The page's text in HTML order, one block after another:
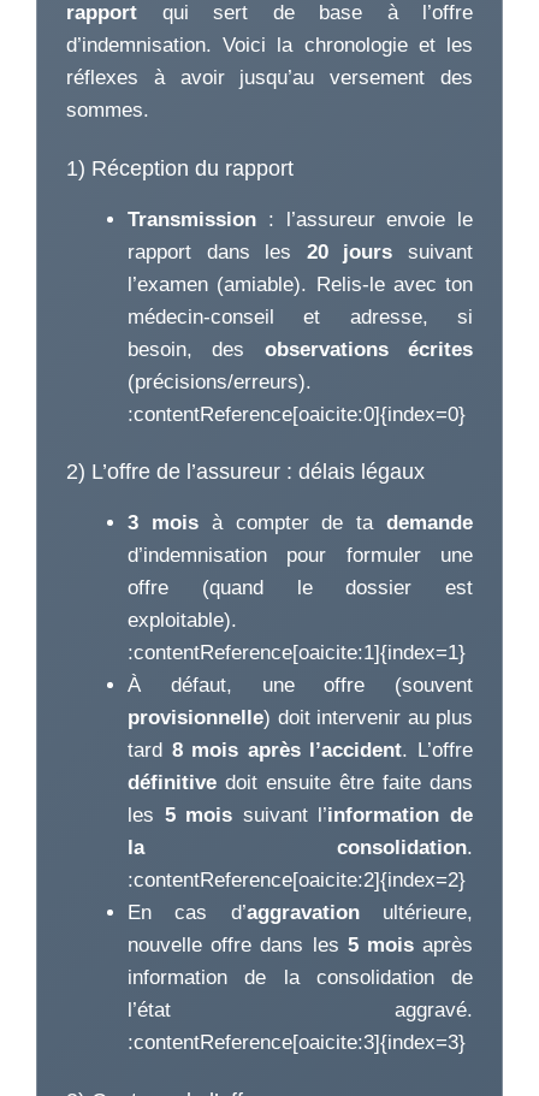
rapport qui sert de base à l’offre
d’indemnisation. Voici la chronologie et les
réflexes à avoir jusqu’au versement des
sommes.
1) Réception du rapport
Transmission : l’assureur envoie le
rapport dans les 20 jours suivant
l’examen (amiable). Relis-le avec ton
médecin-conseil et adresse, si
besoin, des observations écrites
(précisions/erreurs).
:contentReference[oaicite:0]{index=0}
2) L’offre de l’assureur : délais légaux
3 moisà compter de tademande
d’indemnisation pour formuler une
offre (quand le dossier est
exploitable).
:contentReference[oaicite:1]{index=1}
À défaut, une offre (souvent
provisionnelle) doit intervenir au plus
tard 8 mois après l’accident. L’offre
définitive doit ensuite être faite dans
les 5 mois suivant l’information de
la consolidation.
:contentReference[oaicite:2]{index=2}
En cas d’aggravationultérieure,
nouvelle offre dans les 5 moisaprès
information de la consolidation de
l’état aggravé.
:contentReference[oaicite:3]{index=3}